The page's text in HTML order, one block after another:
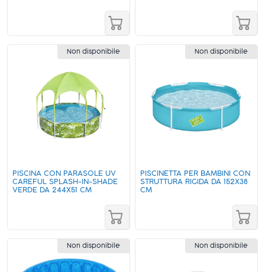
Non disponibile
PISCINA CON PARASOLE UV
CAREFUL SPLASH-IN-SHADE
VERDE DA 244X51 CM
Non disponibile
PISCINETTA PER BAMBINI CON
STRUTTURA RIGIDA DA 152X38
CM
Non disponibile Non disponibile